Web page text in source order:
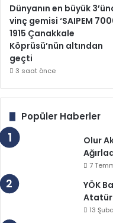
Dünyanın en büyük
vinç gemisi ‘SAIPEM
1915 Çanakkale
Köprüsü’nün altından
geçti
3 saat önce
Popüler Haberler
Olur
7
YÖK
13